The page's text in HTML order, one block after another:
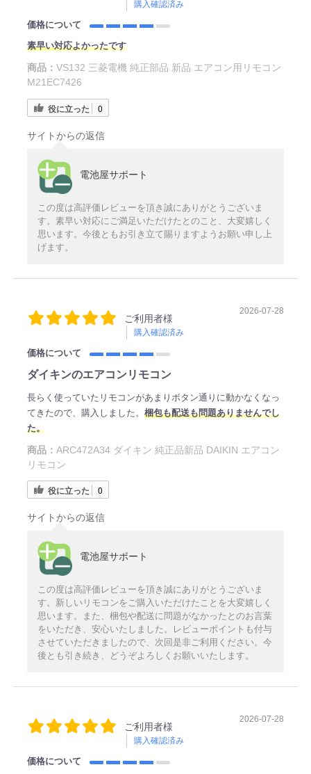
購入確認済み
価格について
素早い対応よかったです
商品： VS132 三菱電機 純正部品 新品 エアコン用リモコン
M21EC7426
役に立った 0
サイトからの返信
電池屋サポート
この度は高評価レビューを頂き誠にありがとうございま
す。素早い対応にご満足いただけたとのこと、大変嬉しく
思います。今後ともお引き立て賜りますようお願い申し上
げます。
ご利用者様
購入確認済み
2026-07-28
価格について
ダイキンのエアコンリモコン
長らく使っていたリモコンがあまりボタン通りに動かなくなっ
てきたので、購入しました。 梱包も配送も問題ありませんでし
た。
商品： ARC472A34 ダイキン 純正品新品 DAIKIN エアコン
リモコン
役に立った 0
サイトからの返信
電池屋サポート
この度は高評価レビューを頂き誠にありがとうございま
す。新しいリモコンをご購入いただけたことを大変嬉しく
思います。また、梱包や配送に問題がなかったとのお言葉
をいただき、安心いたしました。レビューポイントも付与
させていただきましたので、次回是非ご利用ください。今
後とも引き続き、どうぞよろしくお願いいたします。
ご利用者様
購入確認済み
2026-07-28
価格について